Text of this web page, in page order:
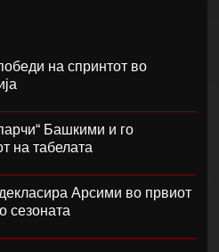
на спринтот во
Башкими и го
на табелата
Арсими во првиот
сезоната